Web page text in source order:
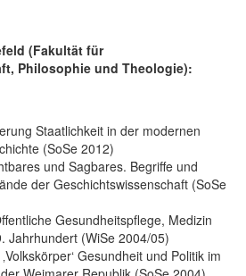
(Fakultät für
Philosophie und Theologie):
Staatlichkeit in der modernen
(SoSe 2012)
und Sagbares. Begriffe und
der Geschichtswissenschaft (SoSe
Gesundheitspflege, Medizin
Jahrhundert (WiSe 2004/05)
Gesundheit und Politik im